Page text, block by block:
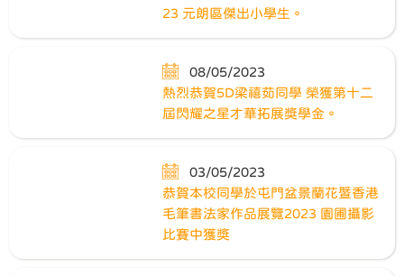
23 元朗區傑出小學生。
08/05/2023
熱烈恭賀5D梁禧茹同學 榮獲第十二
屆閃耀之星才華拓展獎學金。
03/05/2023
恭賀本校同學於屯門盆景蘭花暨香港
毛筆書法家作品展覽2023 園圃攝影
比賽中獲獎